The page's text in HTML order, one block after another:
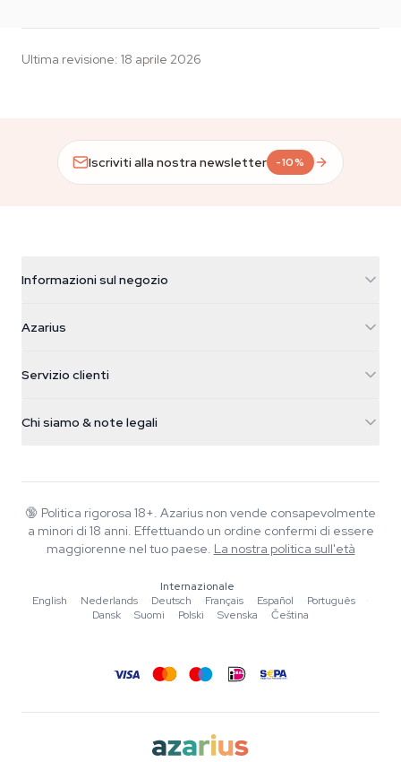
Ultima revisione: 18 aprile 2026
Iscriviti alla nostra newsletter -10%
Informazioni sul negozio
Galvaniweg 11
Nederland
+31(0)204897914
Azarius
Smokeshop
Servizio clienti
FAQ
Informativa sulla privacy
Chi siamo & note legali
Wiki
Blog
Musica
Linee guida editoriali
Strumenti e Calcolatori
🔞 Politica rigorosa 18+. Azarius non vende consapevolmente
a minori di 18 anni. Effettuando un ordine confermi di essere
maggiorenne nel tuo paese. La nostra politica sull'età
Internazionale
English
·Nederlands ·Deutsch ·Français ·Español ·Português
·
Dansk
·Suomi ·Polski ·Svenska ·Čeština